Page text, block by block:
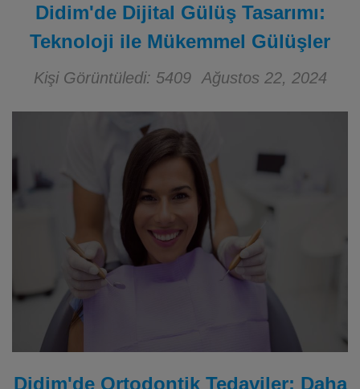
Didim'de Dijital Gülüş Tasarımı:
Teknoloji ile Mükemmel Gülüşler
Kişi Görüntüledi: 5409 Ağustos 22, 2024
Didim'de Ortodontik Tedaviler: Daha